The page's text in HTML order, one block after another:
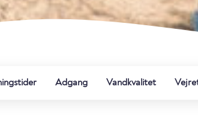
Adgang Vandkvalitet